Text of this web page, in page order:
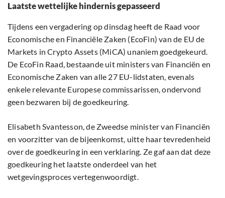
Laatste wettelijke hindernis gepasseerd
Tijdens een vergadering op dinsdag heeft de Raad voor
Economische en Financiële Zaken (EcoFin) van de EU de
Markets in Crypto Assets (MiCA) unaniem goedgekeurd.
De EcoFin Raad, bestaande uit ministers van Financiën en
Economische Zaken van alle 27 EU-lidstaten, evenals
enkele relevante Europese commissarissen, ondervond
geen bezwaren bij de goedkeuring.
Elisabeth Svantesson, de Zweedse minister van Financiën
en voorzitter van de bijeenkomst, uitte haar tevredenheid
over de goedkeuring in een verklaring. Ze gaf aan dat deze
goedkeuring het laatste onderdeel van het
wetgevingsproces vertegenwoordigt.